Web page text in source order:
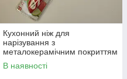
Кухонний ніж для
нарізування з
металокерамічним покриттям
20 см
В наявності